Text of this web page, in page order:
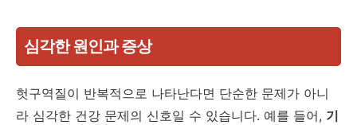
심각한 원인과 증상
헛구역질이 반복적으로 나타난다면 단순한 문제가 아니
라 심각한 건강 문제의 신호일 수 있습니다. 예를 들어, 기